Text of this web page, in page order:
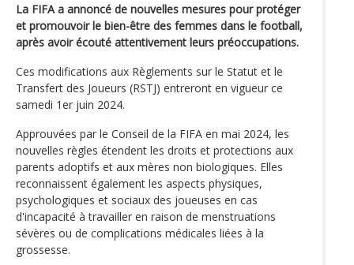
La FIFA a annoncé de nouvelles mesures pour protéger
et promouvoir le bien-être des femmes dans le football,
après avoir écouté attentivement leurs préoccupations.
Ces modifications aux Règlements sur le Statut et le
Transfert des Joueurs (RSTJ) entreront en vigueur ce
samedi 1er juin 2024.
Approuvées par le Conseil de la FIFA en mai 2024, les
nouvelles règles étendent les droits et protections aux
parents adoptifs et aux mères non biologiques. Elles
reconnaissent également les aspects physiques,
psychologiques et sociaux des joueuses en cas
d'incapacité à travailler en raison de menstruations
sévères ou de complications médicales liées à la
grossesse.